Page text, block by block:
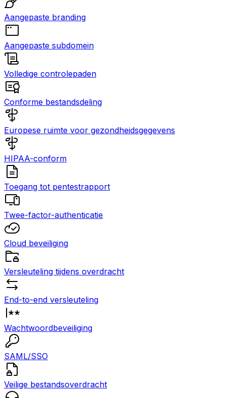
Aangepaste branding
Aangepaste subdomein
Volledige controlepaden
Conforme bestandsdeling
Europese ruimte voor gezondheidsgegevens
HIPAA-conform
Toegang tot pentestrapport
Twee-factor-authenticatie
Cloud beveiliging
Versleuteling tijdens overdracht
End-to-end versleuteling
Wachtwoordbeveiliging
SAML/SSO
Veilige bestandsoverdracht